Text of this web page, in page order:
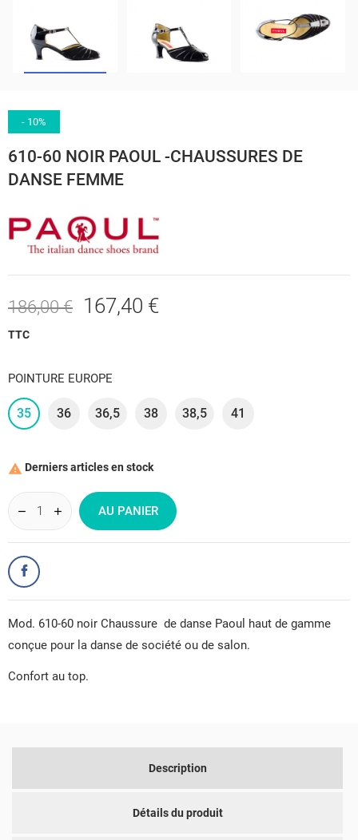
- 10%
610-60 NOIR PAOUL -CHAUSSURES DE
DANSE FEMME
186,00 € 167,40 €
TTC
POINTURE EUROPE
35 36 36,5 38 38,5 41
 Derniers articles en stock
AU PANIER
Mod. 610-60 noir Chaussure de danse Paoul haut de gamme
conçue pour la danse de société ou de salon.
Confort au top.
Description
Détails du produit